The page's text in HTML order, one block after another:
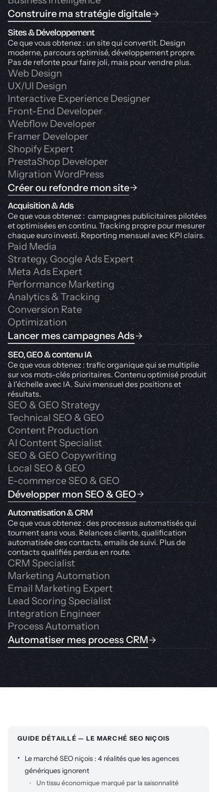
Construire ma stratégie digitale
Sites & Développement
Ce que vous obtenez : un site qui convertit. Design
moderne, parcours optimisé, développement propre.
Pas de refonte pour faire joli, mais pour vendre plus.
Web Design
UX/UI Design
Interactive Experience Designer
Front-End Developer
Webflow Developer
Framer Developer
Shopify Expert
PrestaShop Developer
Migration WordPress
Créer ou refondre mon site
Acquisition & Ads
Ce que vous obtenez : campagnes publicitaires pilotées
et optimisées en continu. Tracking propre pour mesurer
chaque euro investi. Reporting mensuel avec KPI clairs.
Paid Media
Strategy, Google Ads Expert
Meta Ads Expert
Performance Marketing
Analytics & Tracking
Conversion Rate
Optimization
Lancer mes campagnes Ads
SEO, GEO & contenu IA
Ce que vous obtenez : trafic organique qui se multiplie
sur vos mots-clés prioritaires. Contenu optimisé produit
à l'échelle avec IA. Suivi mensuel des positions et
résultats.
SEO & GEO Strategy
Technical SEO & GEO
Content Production
AI Content Specialist
SEO & GEO Copywriting
Local SEO & GEO
E-commerce SEO & GEO
Développer mon SEO & GEO
Automatisation & CRM
Ce que vous obtenez : des processus automatisés qui
tournent sans vous. Relances clients, qualification
automatisée des contacts, emails de suivi. Plus de
contacts qualifiés perdus en route.
CRM Specialist
Marketing Automation
Email Marketing Expert
Lead Scoring Specialist
Integration Engineer
Process Automation
Automatiser mes process CRM
GUIDE DÉTAILLÉ — LE MARCHÉ SEO NIÇOIS
Le marché SEO niçois : 4 réalités que les agences
génériques ignorent
Un tissu économique marqué par la saisonnalité